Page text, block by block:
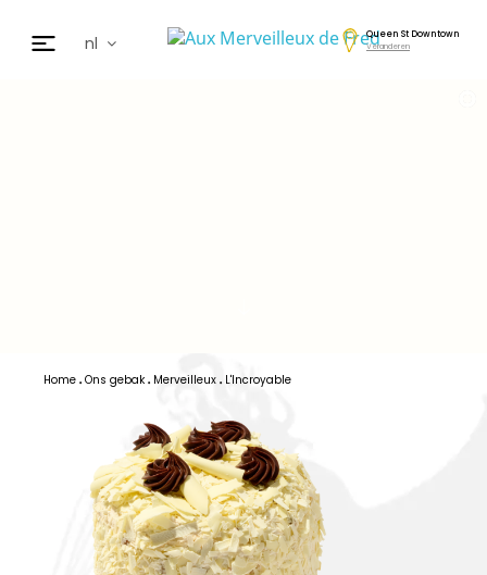
nl
Queen St Downtown
Veranderen
Home Ons gebak Merveilleux L'Incroyable